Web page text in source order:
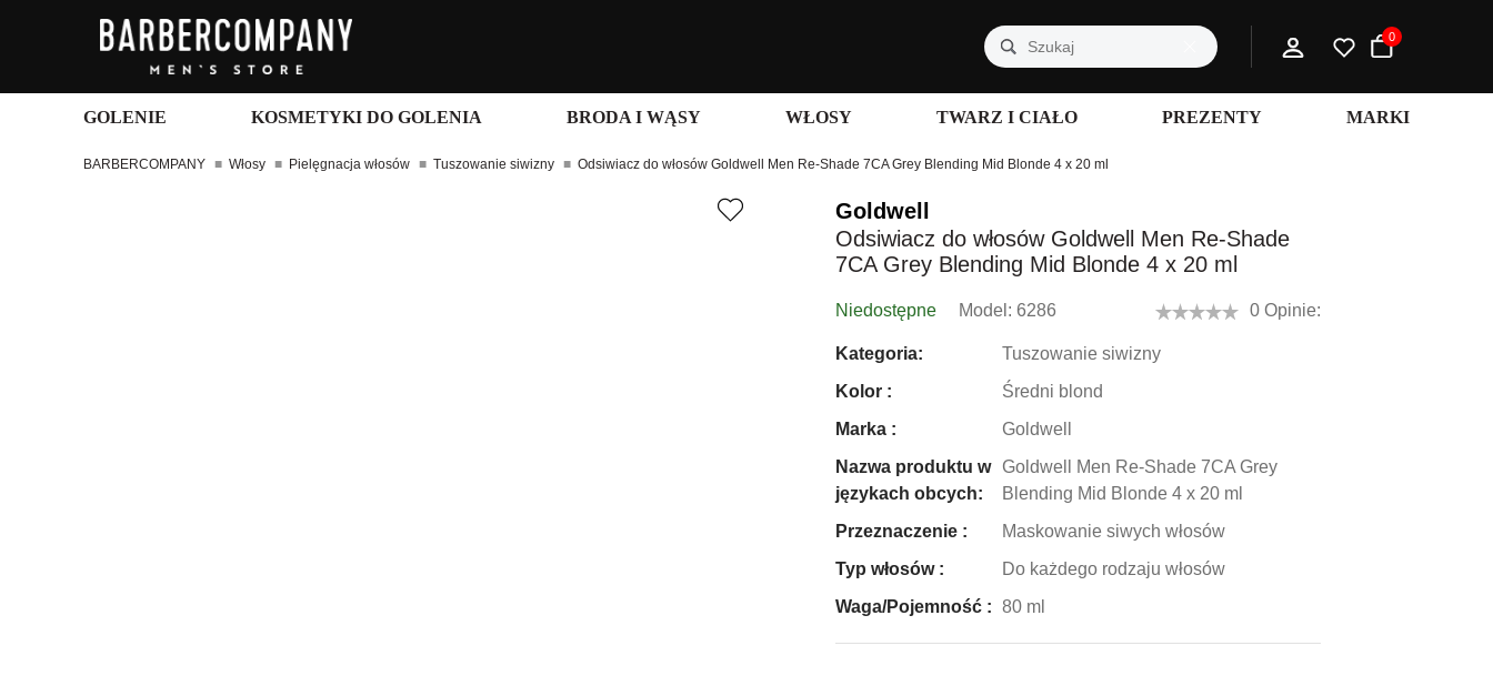
0
GOLENIE KOSMETYKI DO GOLENIA BRODA I WĄSY WŁOSY TWARZ I CIAŁO PREZENTY MARKI
BARBERCOMPANY Włosy Pielęgnacja włosów Tuszowanie siwizny Odsiwiacz do włosów Goldwell Men Re-Shade 7CA Grey Blending Mid Blonde 4 x 20 ml
Goldwell
Odsiwiacz do włosów Goldwell Men Re-Shade
7CA Grey Blending Mid Blonde 4 x 20 ml
Niedostępne Model: 6286 0 Opinie:
Kategoria:
Tuszowanie siwizny
Kolor :
Średni blond
Marka :
Goldwell
Nazwa produktu w
językach obcych:
Goldwell Men Re-Shade 7CA Grey
Blending Mid Blonde 4 x 20 ml
Przeznaczenie :
Maskowanie siwych włosów
Typ włosów :
Do każdego rodzaju włosów
Waga/Pojemność : 80 ml